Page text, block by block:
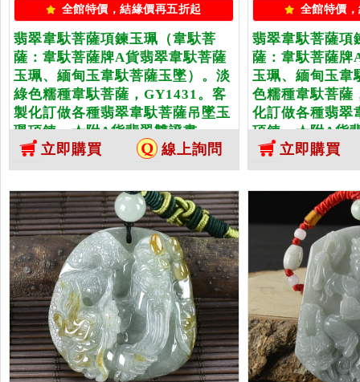
全館特價，結緣價再五折起
翡翠韋馱菩薩項鍊玉珮（韋馱菩
薩：韋馱菩薩牌A貨翡翠韋馱菩薩
玉珮、緬甸玉韋馱菩薩玉墜）。淡
綠色糯種韋馱菩薩，GY1431。客
製化訂做各種翡翠韋馱菩薩吊墜玉
珮項鍊。★附A貨翡翠雙證書
立即購買 線上詢問
全館特價
翡翠韋馱菩薩項
薩：韋馱菩薩牌
玉珮、緬甸玉韋
色糯種韋馱菩薩
化訂做各種翡翠
項鍊。★附A貨
立即購買